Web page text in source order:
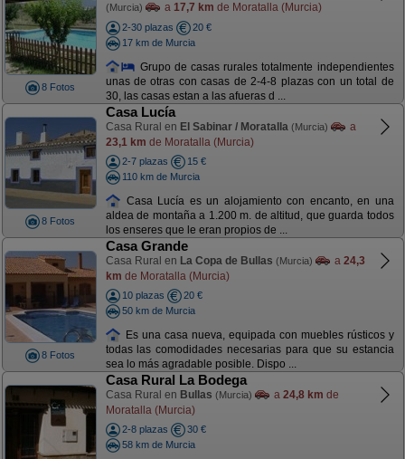
8 Fotos
(Murcia) a 17,7 km de Moratalla (Murcia)
2-30 plazas
20 €
17 km de Murcia
Grupo de casas rurales totalmente independientes
unas de otras con casas de 2-4-8 plazas con un total de
30, las casas estan a las afueras d ...
8 Fotos
Casa Lucía
Casa Rural en El Sabinar / Moratalla (Murcia)
a
23,1 km de Moratalla (Murcia)
2-7 plazas
15 €
110 km de Murcia
Casa Lucía es un alojamiento con encanto, en una
aldea de montaña a 1.200 m. de altitud, que guarda todos
los enseres que le eran propios de ...
8 Fotos
Casa Grande
Casa Rural en La Copa de Bullas (Murcia) a 24,3
km de Moratalla (Murcia)
10 plazas
20 €
50 km de Murcia
Es una casa nueva, equipada con muebles rústicos y
todas las comodidades necesarias para que su estancia
sea lo más agradable posible. Dispo ...
Casa Rural La Bodega
Casa Rural en Bullas (Murcia) a 24,8 km de
Moratalla (Murcia)
2-8 plazas
30 €
58 km de Murcia